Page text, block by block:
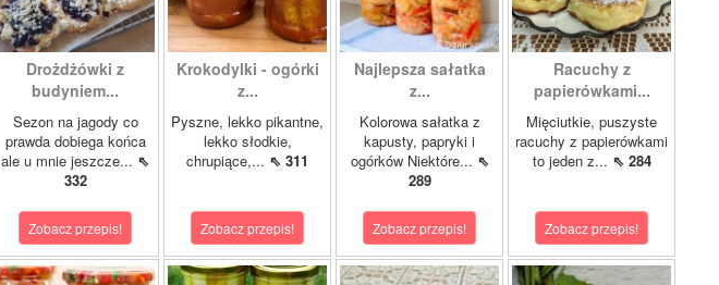
Drożdżówki z
budyniem...
Sezon na jagody co
prawda dobiega końca
ale u mnie jeszcze... ⇖
332
Zobacz przepis!
Krokodylki - ogórki
z...
Pyszne, lekko pikantne,
lekko słodkie,
chrupiące,... ⇖ 311
Zobacz przepis!
Najlepsza sałatka
z...
Kolorowa sałatka z
kapusty, papryki i
ogórków Niektóre... ⇖
289
Zobacz przepis!
Racuchy z
papierówkami...
Mięciutkie, puszyste
racuchy z papierówkami
to jeden z... ⇖ 284
Zobacz przepis!